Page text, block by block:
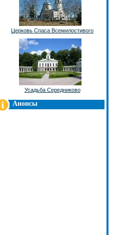
Церковь Спаса Всемилостивого
Усадьба Середниково
Анонсы